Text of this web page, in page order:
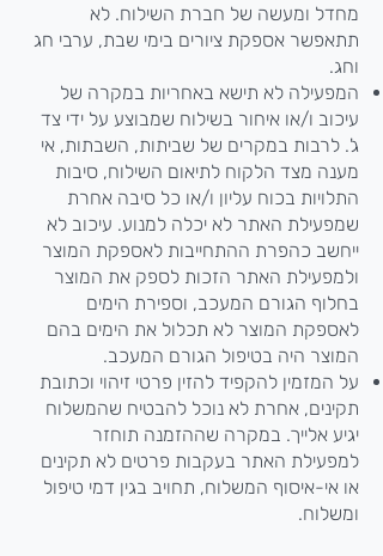
מחדל ומעשה של חברת השילוח. לא
תתאפשר אספקת ציורים בימי שבת, ערבי חג
וחג.
המפעילה לא תישא באחריות במקרה של
עיכוב ו/או איחור בשילוח שמבוצע על ידי צד
ג'. לרבות במקרים של שביתות, השבתות, אי
מענה מצד הלקוח לתיאום השילוח, סיבות
התלויות בכוח עליון ו/או כל סיבה אחרת
שמפעילת האתר לא יכלה למנוע. עיכוב לא
ייחשב כהפרת ההתחייבות לאספקת המוצר
ולמפעילת האתר הזכות לספק את המוצר
בחלוף הגורם המעכב, וספירת הימים
לאספקת המוצר לא תכלול את הימים בהם
המוצר היה בטיפול הגורם המעכב.
על המזמין להקפיד להזין פרטי זיהוי וכתובת
תקינים, אחרת לא נוכל להבטיח שהמשלוח
יגיע אלייך. במקרה שההזמנה תוחזר
למפעילת האתר בעקבות פרטים לא תקינים
או אי-איסוף המשלוח, תחויב בגין דמי טיפול
ומשלוח.